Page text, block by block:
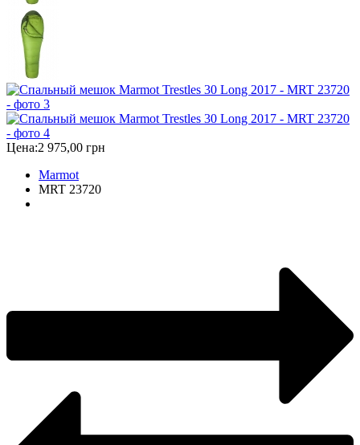
Цена:2 975,00 грн
Marmot
MRT 23720